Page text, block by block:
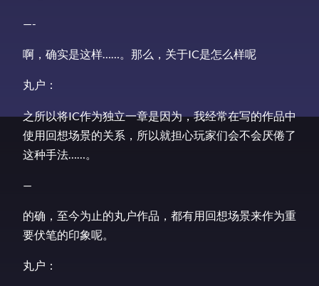
—-
啊，确实是这样……。那么，关于IC是怎么样呢
丸户：
之所以将IC作为独立一章是因为，我经常在写的作品中
使用回想场景的关系，所以就担心玩家们会不会厌倦了
这种手法……。
—
的确，至今为止的丸户作品，都有用回想场景来作为重
要伏笔的印象呢。
丸户：